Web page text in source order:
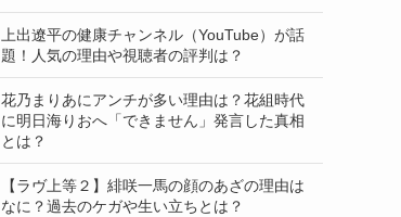
上出遼平の健康チャンネル（YouTube）が話
題！人気の理由や視聴者の評判は？
花乃まりあにアンチが多い理由は？花組時代
に明日海りおへ「できません」発言した真相
とは？
【ラヴ上等２】緋咲一馬の顔のあざの理由は
なに？過去のケガや生い立ちとは？